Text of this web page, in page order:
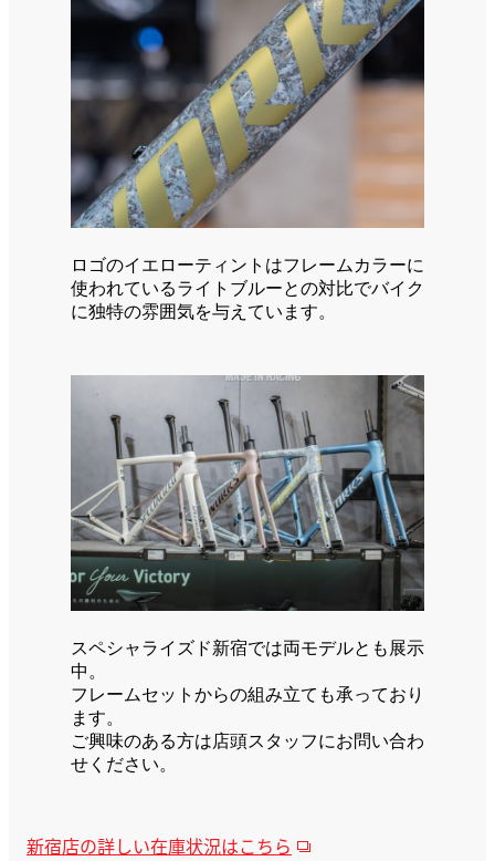
ロゴのイエローティントはフレームカラーに
使われているライトブルーとの対比でバイク
に独特の雰囲気を与えています。
スペシャライズド新宿では両モデルとも展示
中。
フレームセットからの組み立ても承っており
ます。
ご興味のある方は店頭スタッフにお問い合わ
せください。
新宿店の詳しい在庫状況はこちら